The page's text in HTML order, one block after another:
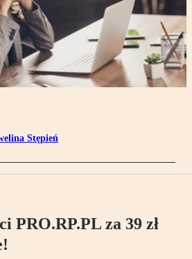
Stępień
PRO.RP.PL za 39 zł